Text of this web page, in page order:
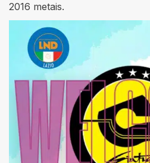
2016 metais.